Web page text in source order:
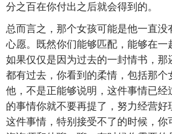
分之百在你付出之后就会得到的。
总而言之，那个女孩可能是他一直
心愿。既然你们能够匹配，能够在
如果仅仅是因为过去的一封情书，那
都有过去，你看到的柔情，包括那
他，不是正能够说明，这件事情已
的事情你就不要再提了，努力经营
这件事情，特别接受不了的时候，